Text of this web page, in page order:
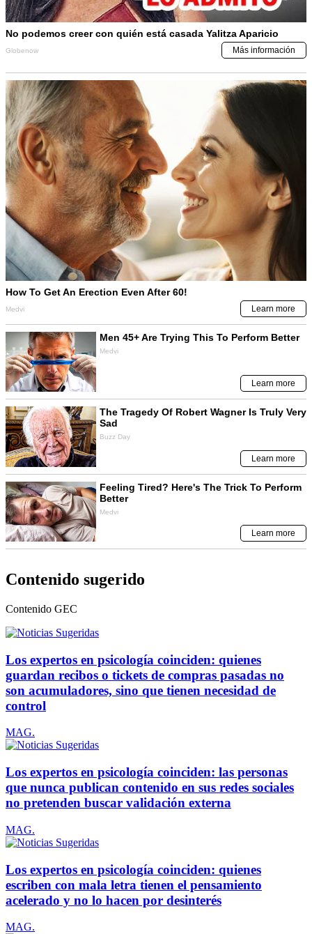
Contenido sugerido
Contenido GEC
Los expertos en psicología coinciden: quienes
guardan recibos o tickets de compras pasadas no
son acumuladores, sino que tienen necesidad de
control
MAG.
Los expertos en psicología coinciden: las personas
que nunca publican contenido en sus redes sociales
no pretenden buscar validación externa
MAG.
Los expertos en psicología coinciden: quienes
escriben con mala letra tienen el pensamiento
acelerado y no lo hacen por desinterés
MAG.